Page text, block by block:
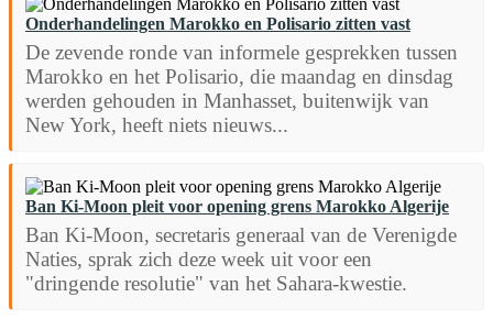
Onderhandelingen Marokko en Polisario zitten vast
De zevende ronde van informele gesprekken tussen
Marokko en het Polisario, die maandag en dinsdag
werden gehouden in Manhasset, buitenwijk van
New York, heeft niets nieuws...
Ban Ki-Moon pleit voor opening grens Marokko Algerije
Ban Ki-Moon, secretaris generaal van de Verenigde
Naties, sprak zich deze week uit voor een
"dringende resolutie" van het Sahara-kwestie.